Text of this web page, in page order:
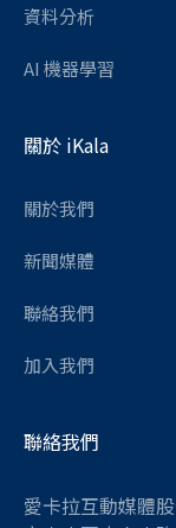
資料分析
AI 機器學習
關於 iKala
關於我們
新聞媒體
聯絡我們
加入我們
聯絡我們
愛卡拉互動媒體